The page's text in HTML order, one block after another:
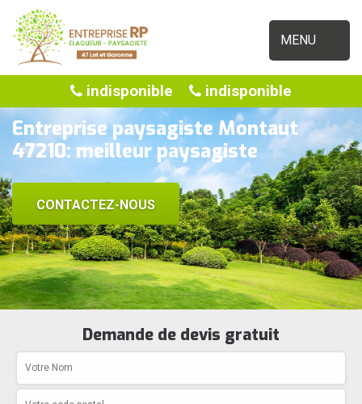
MENU
indisponible indisponible
Entreprise paysagiste Montaut
47210: meilleur paysagiste
CONTACTEZ-NOUS
Demande de devis gratuit